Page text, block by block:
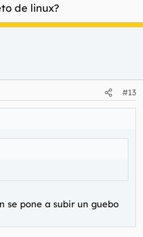
de linux?
#13
se pone a subir un guebo